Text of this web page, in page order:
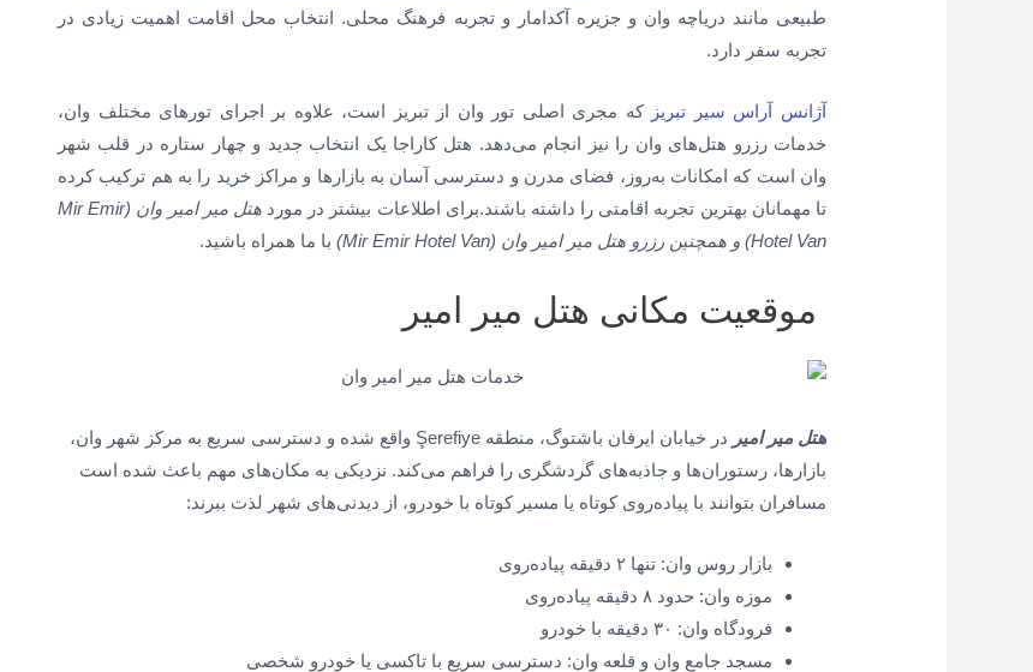
طبیعی مانند دریاچه وان و جزیره آکدامار و تجربه فرهنگ محلی. انتخاب محل اقامت اهمیت زیادی در
تجربه سفر دارد.
آژانس آراس سیر تبریز که مجری اصلی تور وان از تبریز است، علاوه بر اجرای تور‌های مختلف وان،
خدمات رزرو هتل‌های وان را نیز انجام می‌دهد. هتل کاراجا یک انتخاب جدید و چهار ستاره در قلب شهر
وان است که امکانات به‌روز، فضای مدرن و دسترسی آسان به بازارها و مراکز خرید را به هم ترکیب کرده
تا مهمانان بهترین تجربه اقامتی را داشته باشند.برای اطلاعات بیشتر در مورد
هتل میر امیر وان (Mir Emir
Hotel Van) و همچنین رزرو هتل میر امیر وان (Mir Emir Hotel Van) با ما همراه باشید.
موقعیت مکانی هتل میر امیر
هتل میر امیر
در خیابان ایرفان باشتوگ، منطقه Şerefiye واقع شده و دسترسی سریع به مرکز شهر وان،
بازارها، رستوران‌ها و جاذبه‌های گردشگری را فراهم می‌کند. نزدیکی به مکان‌های مهم باعث شده است
مسافران بتوانند با پیاده‌روی کوتاه یا مسیر کوتاه با خودرو، از دیدنی‌های شهر لذت ببرند:
بازار روس وان: تنها ۲ دقیقه پیاده‌روی
موزه وان: حدود ۸ دقیقه پیاده‌روی
فرودگاه وان: ۳۰ دقیقه با خودرو
مسجد جامع وان و قلعه وان: دسترسی سریع با تاکسی یا خودرو شخصی